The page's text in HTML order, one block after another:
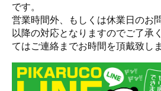
です。
営業時間外、もしくは休業日のお
以降の対応となりますのでご了承
てはご連絡までお時間を頂戴致しま